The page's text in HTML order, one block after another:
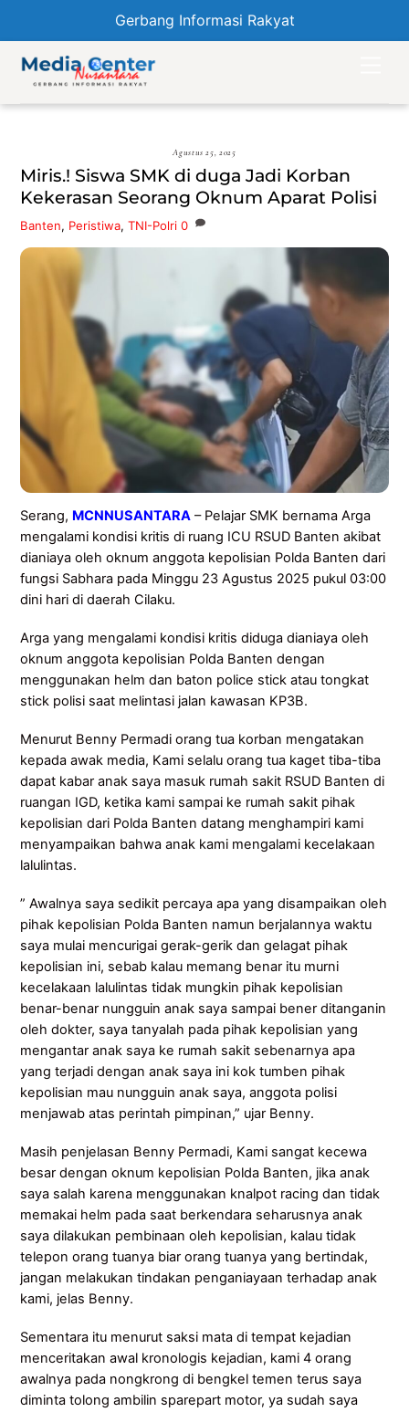
Gerbang Informasi Rakyat
content
Agustus 25, 2025
Miris.! Siswa SMK di duga Jadi Korban
Kekerasan Seorang Oknum Aparat Polisi
Banten, Peristiwa,TNI-Polri 0
Serang, MCNNUSANTARA – Pelajar SMK bernama Arga
mengalami kondisi kritis di ruang ICU RSUD Banten akibat
dianiaya oleh oknum anggota kepolisian Polda Banten dari
fungsi Sabhara pada Minggu 23 Agustus 2025 pukul 03:00
dini hari di daerah Cilaku.
Arga yang mengalami kondisi kritis diduga dianiaya oleh
oknum anggota kepolisian Polda Banten dengan
menggunakan helm dan baton police stick atau tongkat
stick polisi saat melintasi jalan kawasan KP3B.
Menurut Benny Permadi orang tua korban mengatakan
kepada awak media, Kami selalu orang tua kaget tiba-tiba
dapat kabar anak saya masuk rumah sakit RSUD Banten di
ruangan IGD, ketika kami sampai ke rumah sakit pihak
kepolisian dari Polda Banten datang menghampiri kami
menyampaikan bahwa anak kami mengalami kecelakaan
lalulintas.
” Awalnya saya sedikit percaya apa yang disampaikan oleh
pihak kepolisian Polda Banten namun berjalannya waktu
saya mulai mencurigai gerak-gerik dan gelagat pihak
kepolisian ini, sebab kalau memang benar itu murni
kecelakaan lalulintas tidak mungkin pihak kepolisian
benar-benar nungguin anak saya sampai bener ditanganin
oleh dokter, saya tanyalah pada pihak kepolisian yang
mengantar anak saya ke rumah sakit sebenarnya apa
yang terjadi dengan anak saya ini kok tumben pihak
kepolisian mau nungguin anak saya, anggota polisi
menjawab atas perintah pimpinan,” ujar Benny.
Masih penjelasan Benny Permadi, Kami sangat kecewa
besar dengan oknum kepolisian Polda Banten, jika anak
saya salah karena menggunakan knalpot racing dan tidak
memakai helm pada saat berkendara seharusnya anak
saya dilakukan pembinaan oleh kepolisian, kalau tidak
telepon orang tuanya biar orang tuanya yang bertindak,
jangan melakukan tindakan penganiayaan terhadap anak
kami, jelas Benny.
Sementara itu menurut saksi mata di tempat kejadian
menceritakan awal kronologis kejadian, kami 4 orang
awalnya pada nongkrong di bengkel temen terus saya
diminta tolong ambilin sparepart motor, ya sudah saya